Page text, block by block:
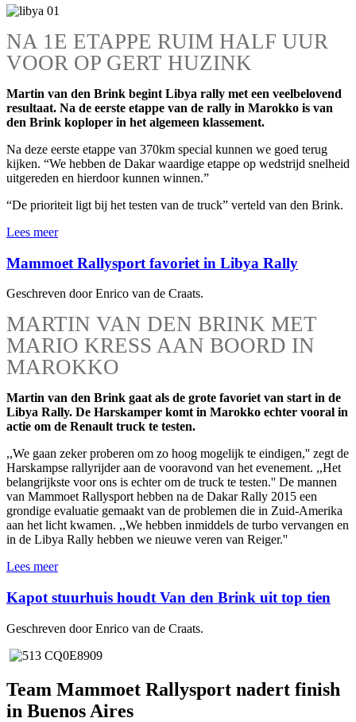
NA 1E ETAPPE RUIM HALF UUR
VOOR OP GERT HUZINK
Martin van den Brink begint Libya rally met een veelbelovend
resultaat. Na de eerste etappe van de rally in Marokko is van
den Brink koploper in het algemeen klassement.
Na deze eerste etappe van 370km special kunnen we goed terug
kijken. “We hebben de Dakar waardige etappe op wedstrijd snelheid
uitgereden en hierdoor kunnen winnen.”
“De prioriteit ligt bij het testen van de truck” verteld van den Brink.
Lees meer
Mammoet Rallysport favoriet in Libya Rally
Geschreven door Enrico van de Craats.
MARTIN VAN DEN BRINK MET
MARIO KRESS AAN BOORD IN
MAROKKO
Martin van den Brink gaat als de grote favoriet van start in de
Libya Rally. De Harskamper komt in Marokko echter vooral in
actie om de Renault truck te testen.
,,We gaan zeker proberen om zo hoog mogelijk te eindigen,'' zegt de
Harskampse rallyrijder aan de vooravond van het evenement. ,,Het
belangrijkste voor ons is echter om de truck te testen.'' De mannen
van Mammoet Rallysport hebben na de Dakar Rally 2015 een
grondige evaluatie gemaakt van de problemen die in Zuid-Amerika
aan het licht kwamen. ,,We hebben inmiddels de turbo vervangen en
in de Libya Rally hebben we nieuwe veren van Reiger.''
Lees meer
Kapot stuurhuis houdt Van den Brink uit top tien
Geschreven door Enrico van de Craats.
Team Mammoet Rallysport nadert finish
in Buenos Aires